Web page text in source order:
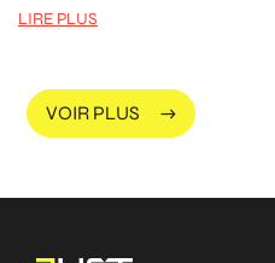
LIRE PLUS
VOIR PLUS